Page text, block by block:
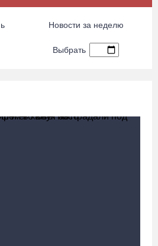
наркотиками: общая масса изъятого
Новости за неделю
Выбрать